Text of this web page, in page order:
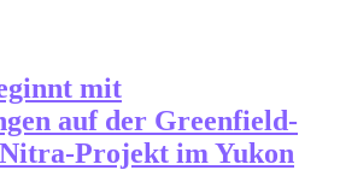
mit
auf der Greenfield-
Projekt im Yukon